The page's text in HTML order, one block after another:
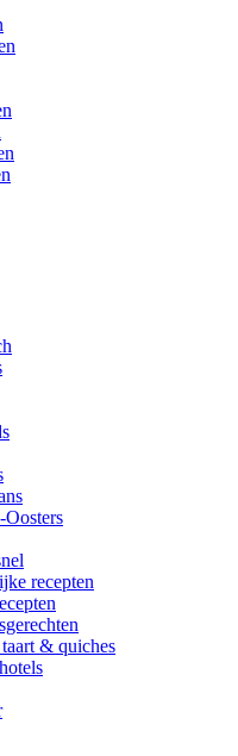
recepten
& quiches